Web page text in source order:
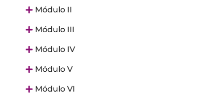
Módulo II
Módulo III
Módulo IV
Módulo V
Módulo VI